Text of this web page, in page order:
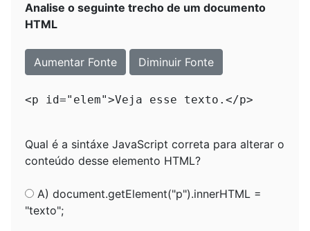
Analise o seguinte trecho de um documento
HTML
Aumentar Fonte Diminuir Fonte
Qual é a sintáxe JavaScript correta para alterar o
conteúdo desse elemento HTML?
A) document.getElement("p").innerHTML =
"texto";